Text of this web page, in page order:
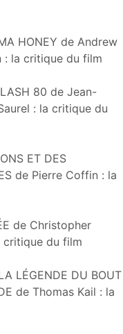
HONEY de Andrew
: la critique du film
80 de Jean-
: la critique du
ET DES
de Pierre Coffin : la
de Christopher
critique du film
LÉGENDE DU BOUT
de Thomas Kail : la